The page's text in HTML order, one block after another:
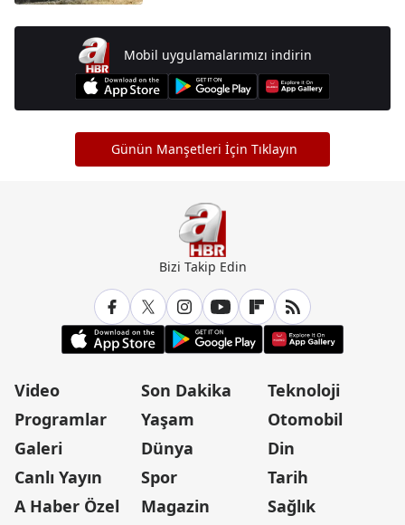
Mobil uygulamalarımızı indirin
Günün Manşetleri İçin Tıklayın
Bizi Takip Edin
Video
Programlar
Galeri
Canlı Yayın
A Haber Özel
Son Dakika
Yaşam
Dünya
Spor
Magazin
Teknoloji
Otomobil
Din
Tarih
Sağlık